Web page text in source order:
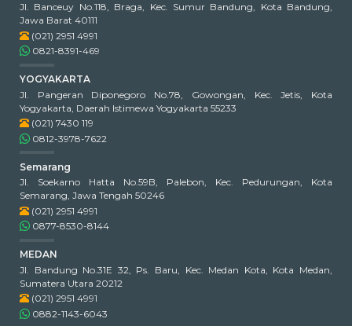
Jl. Banceuy No.118, Braga, Kec. Sumur Bandung, Kota Bandung,
Jawa Barat 40111
(021) 2951 4991
0821-8391-469
YOGYAKARTA
Jl. Pangeran Diponegoro No.78, Gowongan, Kec. Jetis, Kota
Yogyakarta, Daerah Istimewa Yogyakarta 55233
(021) 7430 119
0812-3978-7622
Semarang
Jl. Soekarno Hatta No.59B, Palebon, Kec. Pedurungan, Kota
Semarang, Jawa Tengah 50246
(021) 2951 4991
0877-8530-8144
MEDAN
Jl. Bandung No.31E 32, Ps. Baru, Kec. Medan Kota, Kota Medan,
Sumatera Utara 20212
(021) 2951 4991
0882-1143-6043